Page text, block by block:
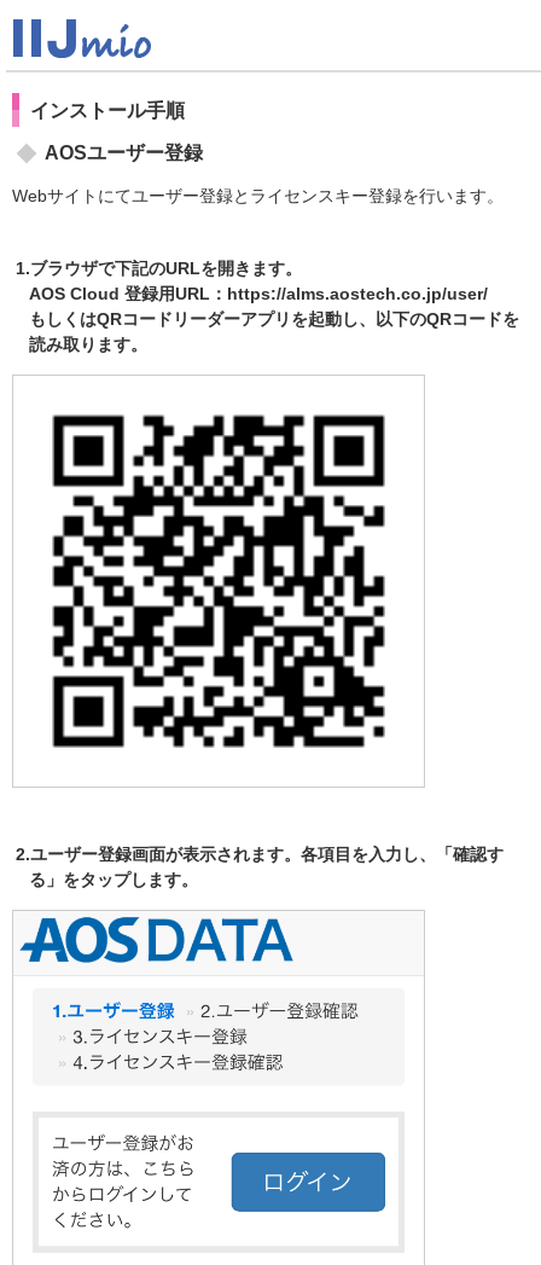
インストール手順
AOSユーザー登録
Webサイトにてユーザー登録とライセンスキー登録を行います。
1.ブラウザで下記のURLを開きます。
AOS Cloud 登録用URL：https://alms.aostech.co.jp/user/
もしくはQRコードリーダーアプリを起動し、以下のQRコードを
読み取ります。
2.ユーザー登録画面が表示されます。各項目を入力し、「確認す
る」をタップします。